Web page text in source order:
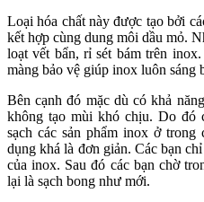
Loại hóa chất này được tạo bởi
kết hợp cùng dung môi dầu mỏ.
loạt vết bẩn, rỉ sét bám trên
màng bảo vệ giúp inox luôn sáng
Bên cạnh đó mặc dù có khả
không tạo mùi khó chịu. Do đó
sạch các sản phẩm inox ở
dụng khá là đơn giản. Các bạn
của inox. Sau đó các bạn chờ
lại là sạch bong như mới.